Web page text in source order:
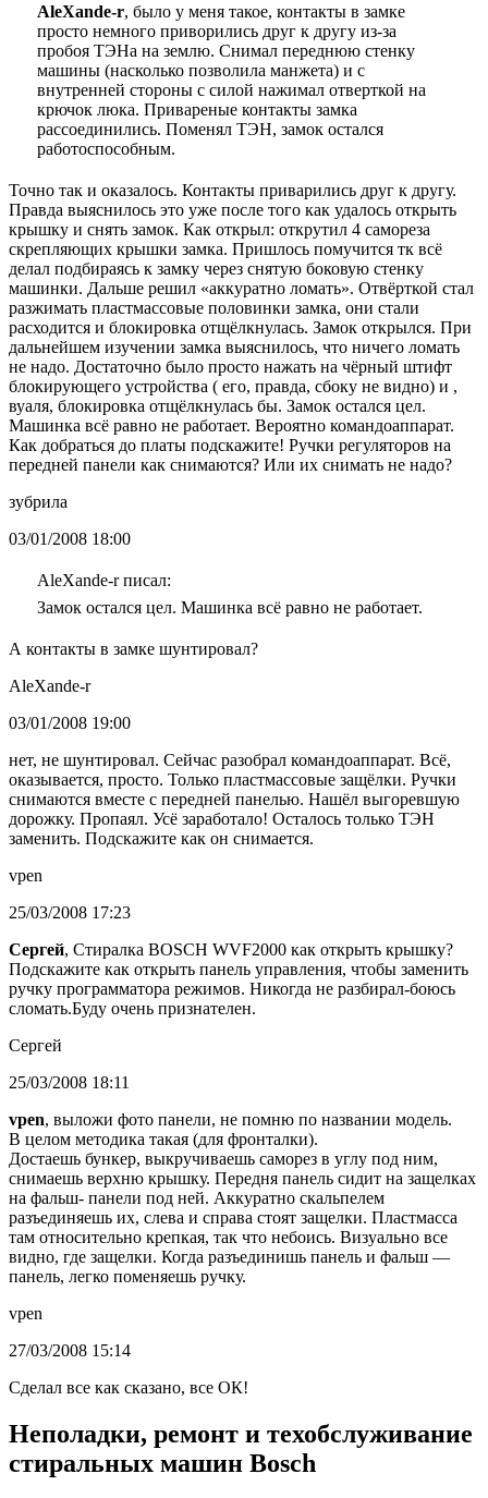
AleXande-r, было у меня такое, контакты в замке
просто немного приворились друг к другу из-за
пробоя ТЭНа на землю. Снимал переднюю стенку
машины (насколько позволила манжета) и с
внутренней стороны с силой нажимал отверткой на
крючок люка. Привареные контакты замка
рассоединились. Поменял ТЭН, замок остался
работоспособным.
Точно так и оказалось. Контакты приварились друг к другу.
Правда выяснилось это уже после того как удалось открыть
крышку и снять замок. Как открыл: открутил 4 самореза
скрепляющих крышки замка. Пришлось помучится тк всё
делал подбираясь к замку через снятую боковую стенку
машинки. Дальше решил «аккуратно ломать». Отвёрткой стал
разжимать пластмассовые половинки замка, они стали
расходится и блокировка отщёлкнулась. Замок открылся. При
дальнейшем изучении замка выяснилось, что ничего ломать
не надо. Достаточно было просто нажать на чёрный штифт
блокирующего устройства ( его, правда, сбоку не видно) и ,
вуаля, блокировка отщёлкнулась бы. Замок остался цел.
Машинка всё равно не работает. Вероятно командоаппарат.
Как добраться до платы подскажите! Ручки регуляторов на
передней панели как снимаются? Или их снимать не надо?
зубрила
03/01/2008 18:00
AleXande-r писал:
Замок остался цел. Машинка всё равно не работает.
А контакты в замке шунтировал?
AleXande-r
03/01/2008 19:00
нет, не шунтировал. Сейчас разобрал командоаппарат. Всё,
оказывается, просто. Только пластмассовые защёлки. Ручки
снимаются вместе с передней панелью. Нашёл выгоревшую
дорожку. Пропаял. Усё заработало! Осталось только ТЭН
заменить. Подскажите как он снимается.
vpen
25/03/2008 17:23
Сергей, Стиралка BOSCH WVF2000 как открыть крышку?
Подскажите как открыть панель управления, чтобы заменить
ручку программатора режимов. Никогда не разбирал-боюсь
сломать.Буду очень признателен.
Сергей
25/03/2008 18:11
vpen, выложи фото панели, не помню по названии модель.
В целом методика такая (для фронталки).
Достаешь бункер, выкручиваешь саморез в углу под ним,
снимаешь верхню крышку. Передня панель сидит на защелках
на фальш- панели под ней. Аккуратно скальпелем
разъединяешь их, слева и справа стоят защелки. Пластмасса
там относительно крепкая, так что небоись. Визуально все
видно, где защелки. Когда разъединишь панель и фальш —
панель, легко поменяешь ручку.
vpen
27/03/2008 15:14
Сделал все как сказано, все ОК!
Неполадки, ремонт и техобслуживание
стиральных машин Bosch